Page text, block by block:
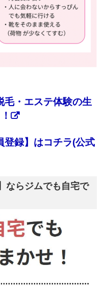
毛・エステ体験の生
登録】はコチラ(公式
ならジムでも自宅で